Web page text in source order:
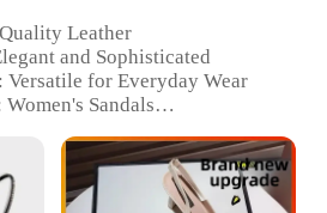
Leather
and Sophisticated
Versatile for Everyday Wear
Sandals
Includes Multiple Styles and